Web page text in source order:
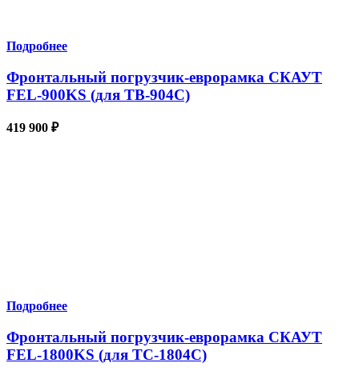
Подробнее
Фронтальный погрузчик-еврорамка СКАУТ
FEL-900KS (для TB-904С)
419 900 ₽
Подробнее
Фронтальный погрузчик-еврорамка СКАУТ
FEL-1800KS (для TC-1804С)